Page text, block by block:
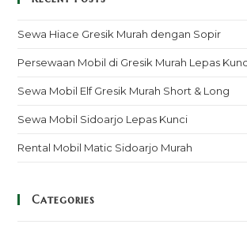
Sewa Hiace Gresik Murah dengan Sopir
Persewaan Mobil di Gresik Murah Lepas
Sewa Mobil Elf Gresik Murah Short & Long
Sewa Mobil Sidoarjo Lepas Kunci
Rental Mobil Matic Sidoarjo Murah
Categories